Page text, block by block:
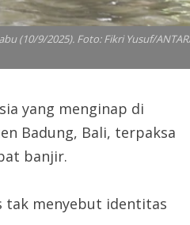
(10/9/2025). Foto: Fikri Yusuf/
yang menginap di
Badung, Bali, terpaksa
banjir.
tak menyebut identitas